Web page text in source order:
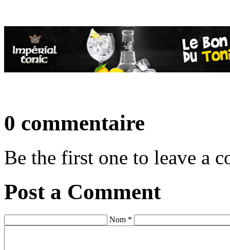
0 commentaire
Be the first one to leave a
Post a Comment
Nom *